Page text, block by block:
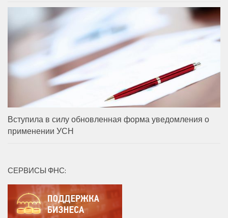
Вступила в силу обновленная форма уведомления о
применении УСН
СЕРВИСЫ ФНС: